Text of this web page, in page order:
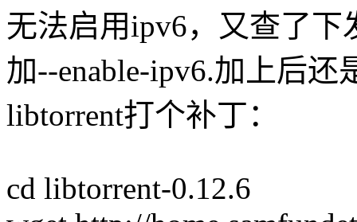
无法启用ipv6，又查了下
加--enable-ipv6.加上后
libtorrent打个补丁：
cd libtorrent-0.12.6